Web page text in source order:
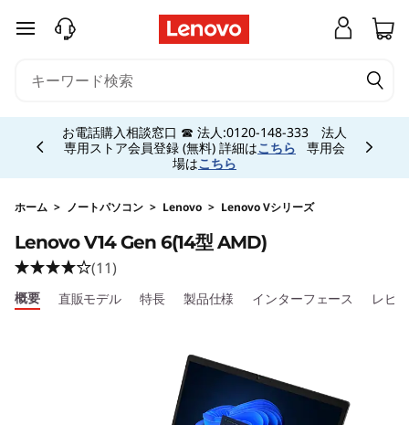
v
o
V
1
メインコンテンツにスキップする
お電話購入相談窓口 ☎ 法人:0120-148-333 法人
専用ストア会員登録 (無料) 詳細はこちら
専用会
場はこちら
Currently displaying item 5 of 5
ホーム > ノートパソコン > Lenovo > Lenovo Vシリーズ
Lenovo V14 Gen 6(14型 AMD)
(11)
概要 直販モデル 特長 製品仕様 インターフェース レビ